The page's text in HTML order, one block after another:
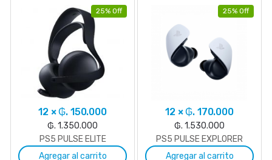
25% Off
12 × ₲. 150.000
₲. 1.350.000
PS5 PULSE ELITE
Agregar al carrito
25% Off
12 × ₲. 170.000
₲. 1.530.000
PS5 PULSE EXPLORER
Agregar al carrito